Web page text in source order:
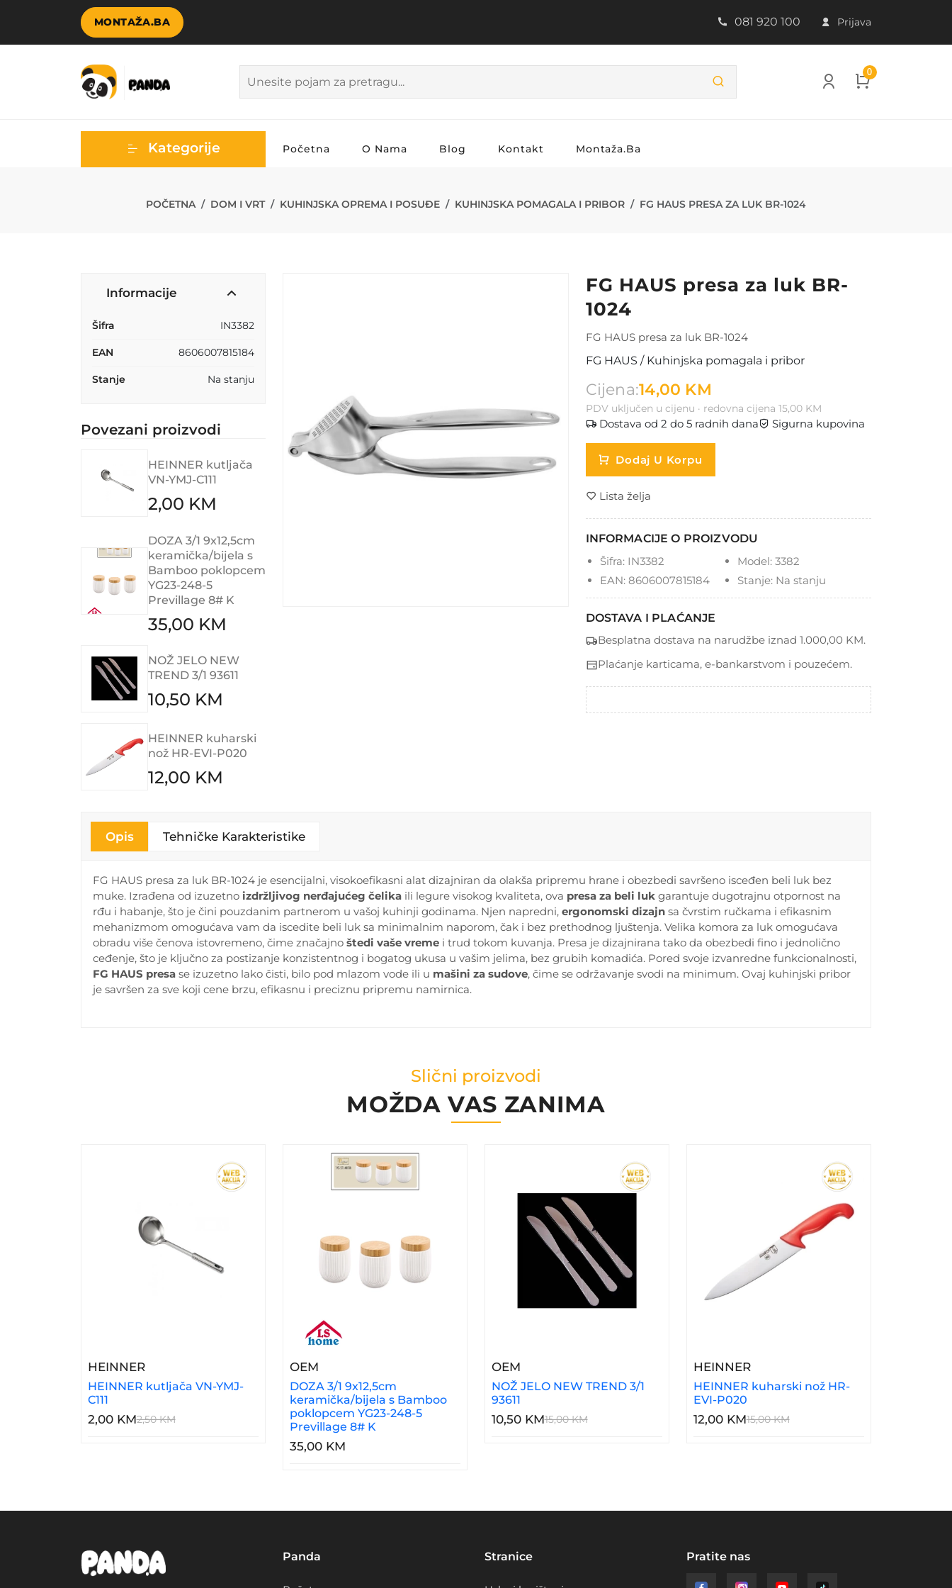
MONTAŽA.BA 081 920 100 Prijava
0
Kategorije Početna O Nama Blog Kontakt Montaža.ba
FG HAUS PRESA ZA LUK BR-1024
POČETNA DOM I VRT KUHINJSKA OPREMA I POSUĐE KUHINJSKA POMAGALA I PRIBOR FG HAUS PRESA ZA LUK BR-1024
Informacije
Šifra IN3382
EAN 8606007815184
Stanje Na stanju
Povezani proizvodi
HEINNER kutljača
VN-YMJ-C111
2,00 KM
DOZA 3/1 9x12,5cm
keramička/bijela s
Bamboo poklopcem
YG23-248-5
Previllage 8# K
35,00 KM
NOŽ JELO NEW
TREND 3/1 93611
10,50 KM
HEINNER kuharski
nož HR-EVI-P020
12,00 KM
FG HAUS presa za luk BR-
1024
FG HAUS presa za luk BR-1024
FG HAUS / Kuhinjska pomagala i pribor
Cijena:14,00 KM
PDV uključen u cijenu · redovna cijena 15,00 KM
Dostava od 2 do 5 radnih dana Sigurna kupovina
Dodaj U Korpu
Lista želja
INFORMACIJE O PROIZVODU
Šifra:IN3382 Model:3382
EAN:8606007815184 Stanje:Na stanju
DOSTAVA I PLAĆANJE
Besplatna dostava na narudžbe iznad 1.000,00 KM.
Plaćanje karticama, e-bankarstvom i pouzećem.
Opis Tehničke Karakteristike
FG HAUS presa za luk BR-1024 je esencijalni, visokoefikasni alat dizajniran da olakša pripremu hrane i obezbedi savršeno isceđen beli luk bez
muke. Izrađena od izuzetnoizdržljivog nerđajućeg čelika ili legure visokog kvaliteta, ova presa za beli luk garantuje dugotrajnu otpornost na
rđu i habanje, što je čini pouzdanim partnerom u vašoj kuhinji godinama. Njen napredni,ergonomski dizajn sa čvrstim ručkama i efikasnim
mehanizmom omogućava vam da iscedite beli luk sa minimalnim naporom, čak i bez prethodnog ljuštenja. Velika komora za luk omogućava
obradu više čenova istovremeno, čime značajnoštedi vaše vreme i trud tokom kuvanja. Presa je dizajnirana tako da obezbedi fino i jednolično
ceđenje, što je ključno za postizanje konzistentnog i bogatog ukusa u vašim jelima, bez grubih komadića. Pored svoje izvanredne funkcionalnosti,
FG HAUS presa se izuzetno lako čisti, bilo pod mlazom vode ili u mašini za sudove, čime se održavanje svodi na minimum. Ovaj kuhinjski pribor
je savršen za sve koji cene brzu, efikasnu i preciznu pripremu namirnica.
Slični proizvodi
MOŽDA VAS ZANIMA
HEINNER– HEINNER Kutljača VN-YMJ-C111
HEINNER kutljača VN-YMJ-
C111
2,00 KM2,50 KM
OEM– DOZA 3/1 9x12,5cm Keramička/bijela S Bamboo Poklopcem YG23-248-5 Previllage 8# K
DOZA 3/1 9x12,5cm
keramička/bijela s Bamboo
poklopcem YG23-248-5
Previllage 8# K
35,00 KM
OEM– NOŽ JELO NEW TREND 3/1 93611
NOŽ JELO NEW TREND 3/1
93611
10,50 KM15,00 KM
HEINNER– HEINNER Kuharski Nož HR-
HEINNER kuharski nož HR-
EVI-P020
12,00 KM15,00 KM
Panda Stranice Pratite nas